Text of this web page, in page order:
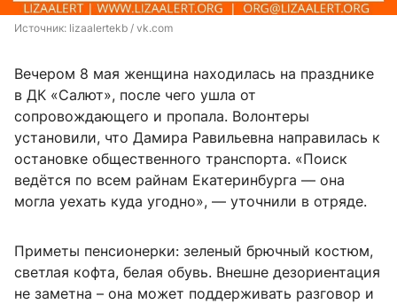
Источник: lizaalertekb / vk.com
Вечером 8 мая женщина находилась на празднике
в ДК «Салют», после чего ушла от
сопровождающего и пропала. Волонтеры
установили, что Дамира Равильевна направилась к
остановке общественного транспорта. «Поиск
ведётся по всем райнам Екатеринбурга — она
могла уехать куда угодно», — уточнили в отряде.
Приметы пенсионерки: зеленый брючный костюм,
светлая кофта, белая обувь. Внешне дезориентация
не заметна – она может поддерживать разговор и